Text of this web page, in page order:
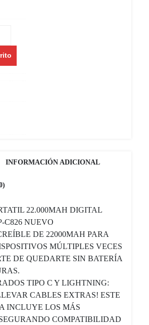
INFORMACIÓN ADICIONAL
22.000MAH DIGITAL
C826 NUEVO
DE 22000MAH PARA
MÚLTIPLES VECES
DE QUEDARTE SIN BATERÍA
TIPO C Y LIGHTNING:
CABLES EXTRAS! ESTE
INCLUYE LOS MÁS
COMPATIBILIDAD